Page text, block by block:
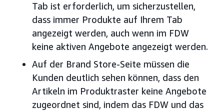
Tab ist erforderlich, um sicherzustellen,
dass immer Produkte auf Ihrem Tab
angezeigt werden, auch wenn im FDW
keine aktiven Angebote angezeigt werden.
Auf der Brand Store-Seite müssen die
Kunden deutlich sehen können, dass den
Artikeln im Produktraster keine Angebote
zugeordnet sind, indem das FDW und das